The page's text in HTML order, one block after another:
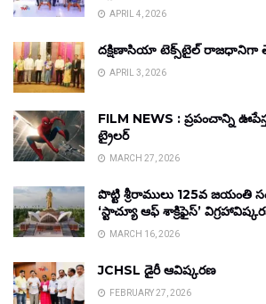
APRIL 4, 2026
దక్షిణాసియా టెక్స్‌టైల్ రాజధానిగా
APRIL 3, 2026
FILM NEWS : ప్రపంచాన్ని
ట్రైలర్
MARCH 27, 2026
పొట్టి శ్రీరాములు 125వ
‘స్టాచ్యూ ఆఫ్ శాక్రిఫైస్’
MARCH 16, 2026
JCHSL డైరీ ఆవిష్కరణ
FEBRUARY 27, 2026